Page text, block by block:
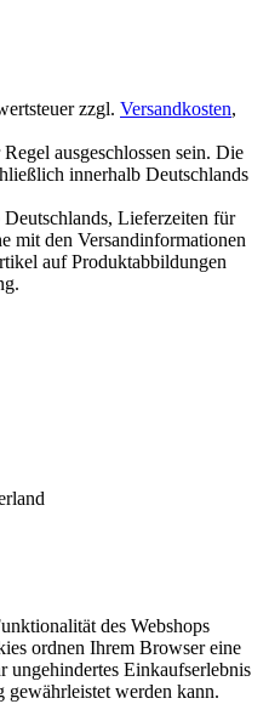
zzgl. Versandkosten,
ausgeschlossen sein. Die
innerhalb Deutschlands
Lieferzeiten für
mit den Versandinformationen
auf Produktabbildungen
des Webshops
ordnen Ihrem Browser eine
Einkaufserlebnis
gewährleistet werden kann.